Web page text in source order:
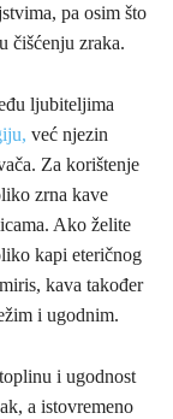
pa osim što
čišćenju zraka.
ljubiteljima
već njezin
Za korištenje
zrna kave
Ako želite
kapi eteričnog
kava također
i ugodnim.
i ugodnost
a istovremeno